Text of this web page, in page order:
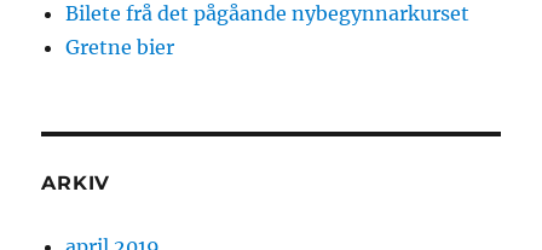
Bilete frå det pågåande nybegynnarkurset
Gretne bier
ARKIV